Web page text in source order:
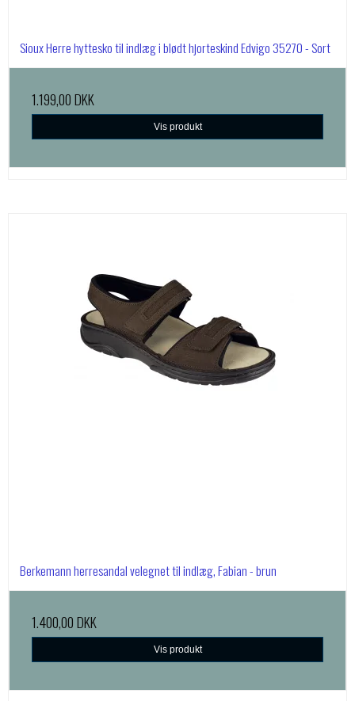
Sioux Herre hyttesko til indlæg i blødt hjorteskind Edvigo 35270 - Sort
1.199,00 DKK
Vis produkt
Berkemann herresandal velegnet til indlæg, Fabian - brun
1.400,00 DKK
Vis produkt